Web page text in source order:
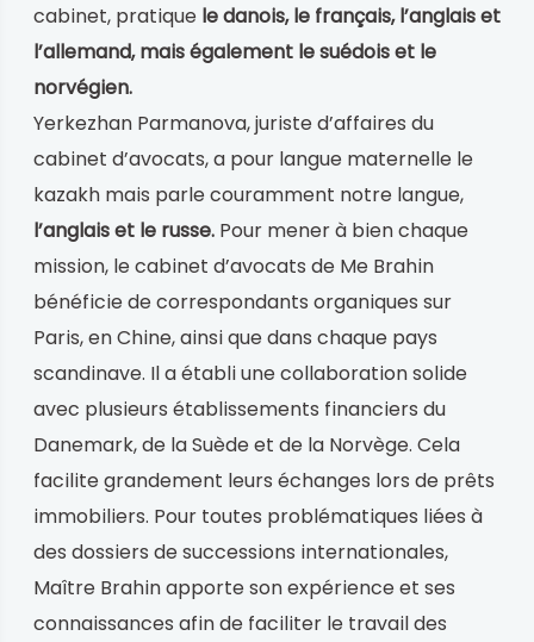
cabinet, pratique le danois, le français, l’anglais et
l’allemand, mais également le suédois et le
norvégien.
Yerkezhan Parmanova, juriste d’affaires du
cabinet d’avocats, a pour langue maternelle le
kazakh mais parle couramment notre langue,
l’anglais et le russe. Pour mener à bien chaque
mission, le cabinet d’avocats de Me Brahin
bénéficie de correspondants organiques sur
Paris, en Chine, ainsi que dans chaque pays
scandinave. Il a établi une collaboration solide
avec plusieurs établissements financiers du
Danemark, de la Suède et de la Norvège. Cela
facilite grandement leurs échanges lors de prêts
immobiliers. Pour toutes problématiques liées à
des dossiers de successions internationales,
Maître Brahin apporte son expérience et ses
connaissances afin de faciliter le travail des